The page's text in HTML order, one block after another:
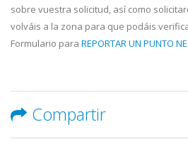
sobre vuestra solicitud, así como
volváis a la zona para que podáis
Formulario para REPORTAR UN PUNTO
Compartir